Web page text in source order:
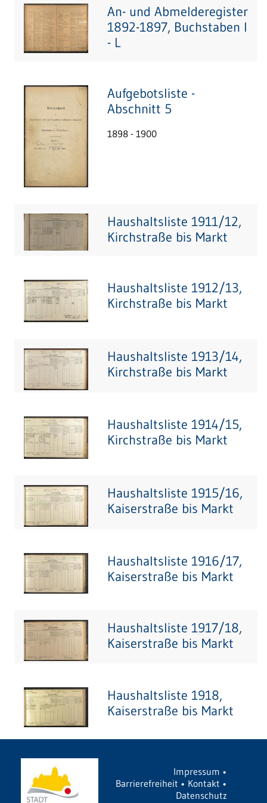
An- und Abmelderegister
1892-1897, Buchstaben I
- L
Aufgebotsliste -
Abschnitt 5
1898 - 1900
Haushaltsliste 1911/12,
Kirchstraße bis Markt
Haushaltsliste 1912/13,
Kirchstraße bis Markt
Haushaltsliste 1913/14,
Kirchstraße bis Markt
Haushaltsliste 1914/15,
Kirchstraße bis Markt
Haushaltsliste 1915/16,
Kaiserstraße bis Markt
Haushaltsliste 1916/17,
Kaiserstraße bis Markt
Haushaltsliste 1917/18,
Kaiserstraße bis Markt
Haushaltsliste 1918,
Kaiserstraße bis Markt
Impressum •
Barrierefreiheit • Kontakt •
Datenschutz